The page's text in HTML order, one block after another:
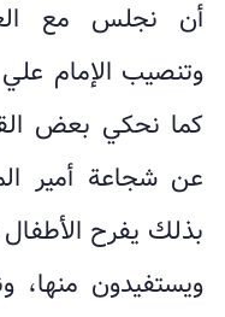
أن نجلس مع
وتنصيب الإمام علي
كما نحكي بعض
عن شجاعة أمير
بذلك يفرح
ويستفيدون منها،